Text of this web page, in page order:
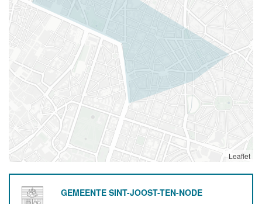
Leaflet
GEMEENTE SINT-JOOST-TEN-NODE